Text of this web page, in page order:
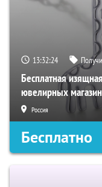
13:32:23
Бесплатная
ювелирных
Россия
Бесплатно